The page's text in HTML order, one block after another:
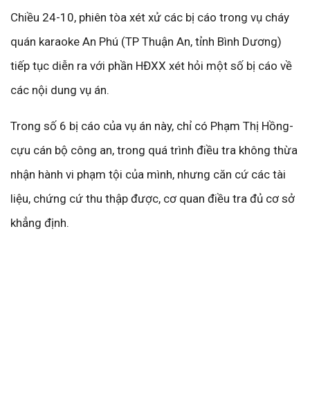
Chiều 24-10, phiên tòa xét xử các bị cáo trong vụ cháy
quán karaoke An Phú (TP Thuận An, tỉnh Bình Dương)
tiếp tục diễn ra với phần HĐXX xét hỏi một số bị cáo về
các nội dung vụ án.
Trong số 6 bị cáo của vụ án này, chỉ có Phạm Thị Hồng-
cựu cán bộ công an, trong quá trình điều tra không thừa
nhận hành vi phạm tội của mình, nhưng căn cứ các tài
liệu, chứng cứ thu thập được, cơ quan điều tra đủ cơ sở
khẳng định.